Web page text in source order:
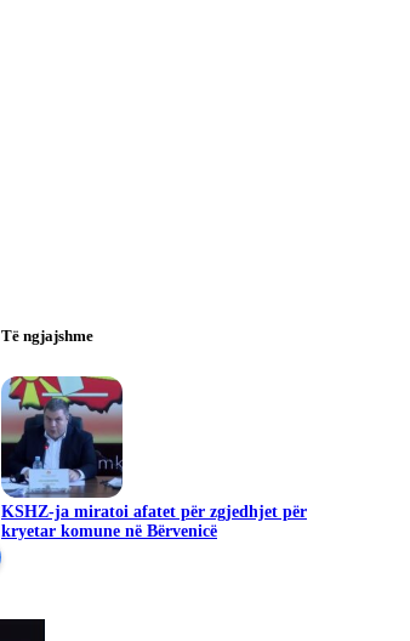
Të ngjajshme
KSHZ-ja miratoi afatet për zgjedhjet për
kryetar komune në Bërvenicë